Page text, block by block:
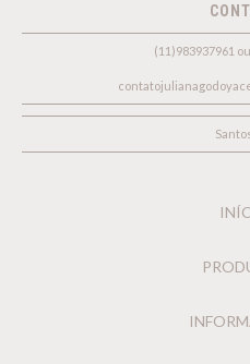
(11)983937961